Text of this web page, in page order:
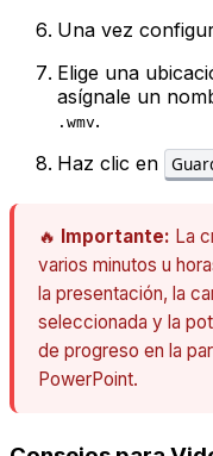
Una vez
Elige una
asígnale un
.wmv.
Haz clic en
🔥 Importante: La
varios minutos u
la presentación, la
seleccionada y la
de progreso en la
PowerPoint.